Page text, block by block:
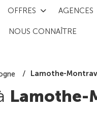
OFFRES AGENCES
NOUS CONNAÎTRE
Lamothe-
Lamothe-